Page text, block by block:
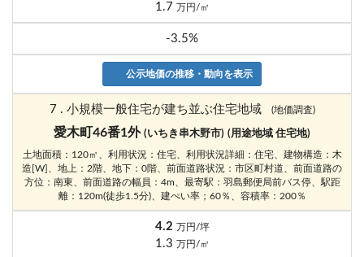
1.7 万円/㎡
-3.5%
公示地価の推移・動向を表示
7 . 小規模一般住宅が建ち並ぶ住宅地域 (地価調査)
愛木町46番1外 (いちき串木野市) (用途地域 住宅地)
土地面積：120㎡、利用状況：住宅、利用状況詳細：住宅、建物構造：木
造[W]、地上：2階、地下：0階、前面道路状況：市区町村道、前面道路の
方位：南東、前面道路の幅員：4m、最寄駅：羽島郵便局前バス停、駅距
離：120m(徒歩1.5分)、建ぺい率；60％、容積率：200％
4.2 万円/坪
1.3 万円/㎡